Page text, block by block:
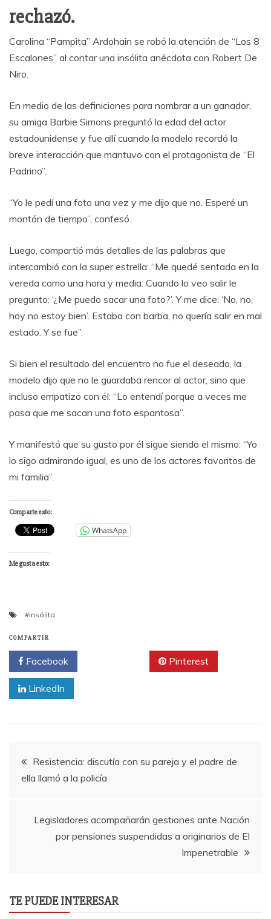
rechazó.
Carolina “Pampita” Ardohain se robó la atención de “Los 8
Escalones” al contar una insólita anécdota con Robert De
Niro.
En medio de las definiciones para nombrar a un ganador,
su amiga Barbie Simons preguntó la edad del actor
estadounidense y fue allí cuando la modelo recordó la
breve interacción que mantuvo con el protagonista de “El
Padrino”.
“Yo le pedí una foto una vez y me dijo que no. Esperé un
montón de tiempo”, confesó.
Luego, compartió más detalles de las palabras que
intercambió con la super estrella: “Me quedé sentada en la
vereda como una hora y media. Cuando lo veo salir le
pregunto: ‘¿Me puedo sacar una foto?’. Y me dice: ‘No, no,
hoy no estoy bien’. Estaba con barba, no quería salir en mal
estado. Y se fue”.
Si bien el resultado del encuentro no fue el deseado, la
modelo dijo que no le guardaba rencor al actor, sino que
incluso empatizo con él: “Lo entendí porque a veces me
pasa que me sacan una foto espantosa”.
Y manifestó que su gusto por él sigue siendo el mismo: “Yo
lo sigo admirando igual, es uno de los actores favoritos de
mi familia”.
Comparte esto:
WhatsApp
Me gusta esto:
#insólita
COMPARTIR
Facebook Pinterest
LinkedIn
Navegación
de
entradas
Resistencia: discutía con su pareja y el padre de
ella llamó a la policía
Legisladores acompañarán gestiones ante Nación
por pensiones suspendidas a originarios de El
Impenetrable
TE PUEDE INTERESAR